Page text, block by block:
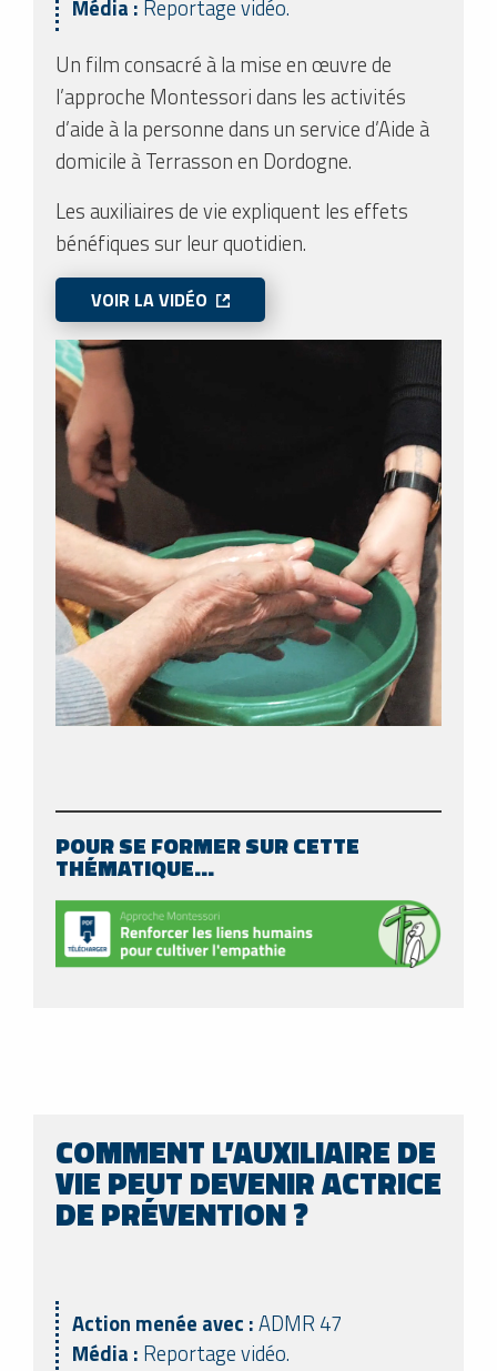
Média : Reportage vidéo.
Un film consacré à la mise en œuvre de
l’approche Montessori dans les activités
d’aide à la personne dans un service d’Aide à
domicile à Terrasson en Dordogne.
Les auxiliaires de vie expliquent les effets
bénéfiques sur leur quotidien.
VOIR LA VIDÉO
POUR SE FORMER SUR CETTE
THÉMATIQUE…
COMMENT L’AUXILIAIRE DE
VIE PEUT DEVENIR ACTRICE
DE PRÉVENTION ?
Action menée avec :ADMR 47
Média : Reportage vidéo.